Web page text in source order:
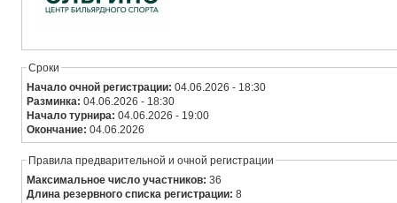
Сроки
Начало очной регистрации:04.06.2026 - 18:30
Разминка:04.06.2026 - 18:30
Начало турнира:04.06.2026 - 19:00
Окончание:04.06.2026
Правила предварительной и очной регистрации
Максимальное число участников:36
Длина резервного списка регистрации:8